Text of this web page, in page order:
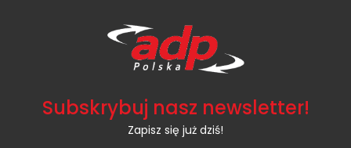
Subskrybuj nasz newsletter!
Zapisz się już dziś!